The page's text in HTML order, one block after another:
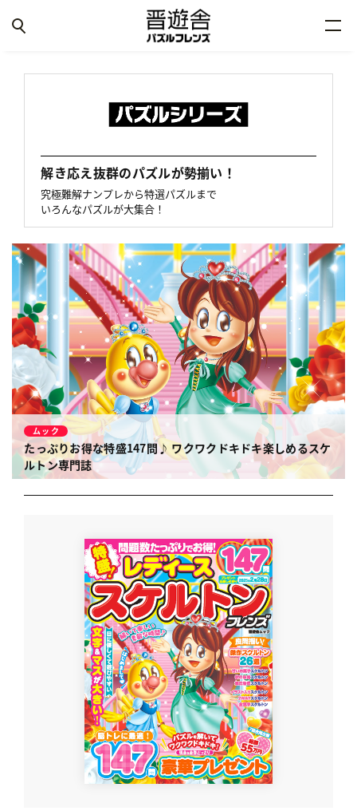
解き応え抜群のパズルが勢揃い！
究極難解ナンプレから特選パズルまで
いろんなパズルが大集合！
ムック
たっぷりお得な特盛147問♪ ワクワクドキドキ楽しめるスケ
ルトン専門誌